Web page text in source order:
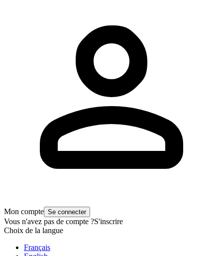
Mon compte Se connecter
Vous n'avez pas de compte ?S'inscrire
Choix de la langue
Français